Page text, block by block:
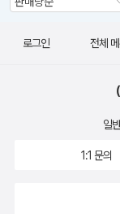
로그인 전체
일
1:1 문의